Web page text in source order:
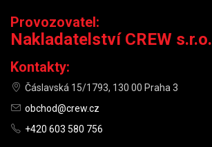
Provozovatel:
Nakladatelství CREW s.r.o.
Kontakty:
Čáslavská 15/1793, 130 00 Praha 3
obchod@crew.cz
+420 603 580 756